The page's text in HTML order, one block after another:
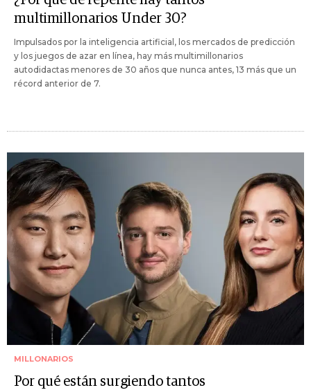
multimillonarios Under 30?
Impulsados ​​por la inteligencia artificial, los mercados de predicción
y los juegos de azar en línea, hay más multimillonarios
autodidactas menores de 30 años que nunca antes, 13 más que un
récord anterior de 7.
MILLONARIOS
Por qué están surgiendo tantos